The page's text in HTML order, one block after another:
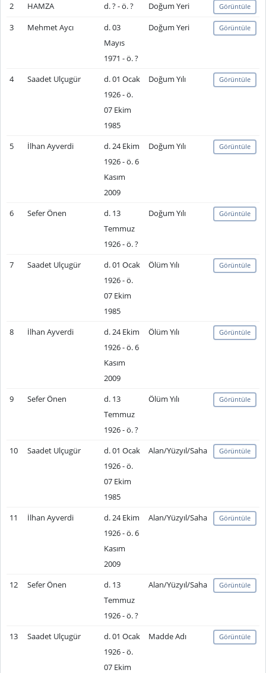
2 HAMZA d. ? - ö. ? Doğum Yeri Görüntüle
3 Mehmet Aycı
d. 03
Mayıs
1971 - ö. ?
Doğum Yeri Görüntüle
4 Saadet Ulçugür
d. 01 Ocak
1926 - ö.
07 Ekim
1985
Doğum Yılı Görüntüle
5 İlhan Ayverdi
d. 24 Ekim
1926 - ö. 6
Kasım
2009
Doğum Yılı Görüntüle
6 Sefer Önen
d. 13
Temmuz
1926 - ö. ?
Doğum Yılı Görüntüle
7 Saadet Ulçugür
d. 01 Ocak
1926 - ö.
07 Ekim
1985
Ölüm Yılı Görüntüle
8 İlhan Ayverdi
d. 24 Ekim
1926 - ö. 6
Kasım
2009
Ölüm Yılı Görüntüle
9 Sefer Önen
d. 13
Temmuz
1926 - ö. ?
Ölüm Yılı Görüntüle
10 Saadet Ulçugür
d. 01 Ocak
1926 - ö.
07 Ekim
1985
Alan/Yüzyıl/Saha Görüntüle
11 İlhan Ayverdi
d. 24 Ekim
1926 - ö. 6
Kasım
2009
Alan/Yüzyıl/Saha Görüntüle
12 Sefer Önen
d. 13
Temmuz
1926 - ö. ?
Alan/Yüzyıl/Saha Görüntüle
13 Saadet Ulçugür
d. 01 Ocak
1926 - ö.
07 Ekim
Madde Adı Görüntüle